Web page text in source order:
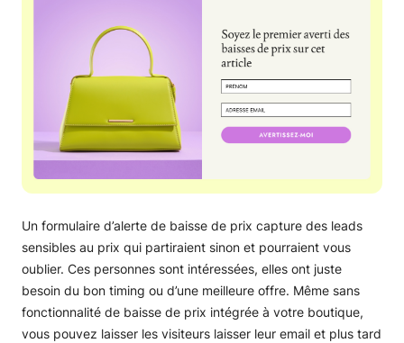
Un formulaire d’alerte de baisse de prix capture des leads
sensibles au prix qui partiraient sinon et pourraient vous
oublier. Ces personnes sont intéressées, elles ont juste
besoin du bon timing ou d’une meilleure offre. Même sans
fonctionnalité de baisse de prix intégrée à votre boutique,
vous pouvez laisser les visiteurs laisser leur email et plus tard